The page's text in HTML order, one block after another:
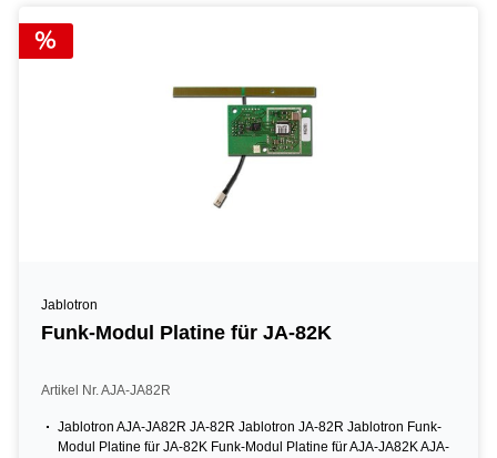
Jablotron
Funk-Modul Platine für JA-82K
Artikel Nr. AJA-JA82R
Jablotron AJA-JA82R JA-82R Jablotron JA-82R Jablotron Funk-
Modul Platine für JA-82K Funk-Modul Platine für AJA-JA82K AJA-